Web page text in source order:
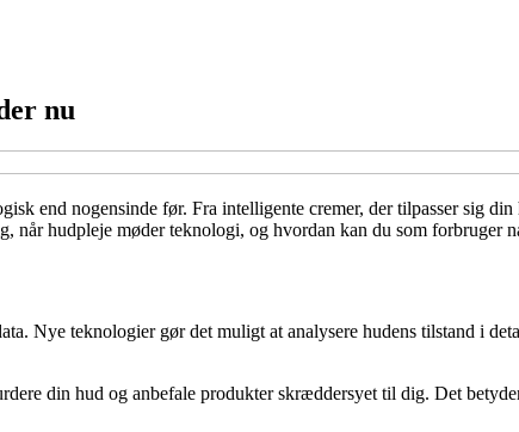
nu
end nogensinde før. Fra intelligente cremer, der tilpasser sig
hudpleje møder teknologi, og hvordan kan du som forbruger
Nye teknologier gør det muligt at analysere hudens tilstand i
din hud og anbefale produkter skræddersyet til dig. Det